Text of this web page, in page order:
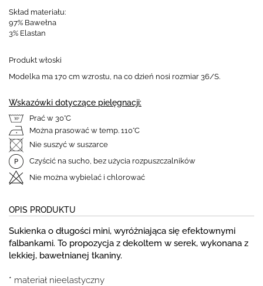
Skład materiału:
97% Bawełna
3% Elastan
Produkt włoski
Modelka ma 170 cm wzrostu, na co dzień nosi rozmiar 36/S.
Wskazówki dotyczące pielęgnacji:
Prać w 30°C
Można prasować w temp. 110°C
Nie suszyć w suszarce
Czyścić na sucho, bez użycia rozpuszczalników
Nie można wybielać i chlorować
OPIS PRODUKTU
Sukienka o długości mini, wyróżniająca się efektownymi
falbankami. To propozycja z dekoltem w serek, wykonana z
lekkiej, bawełnianej tkaniny.
* materiał nieelastyczny